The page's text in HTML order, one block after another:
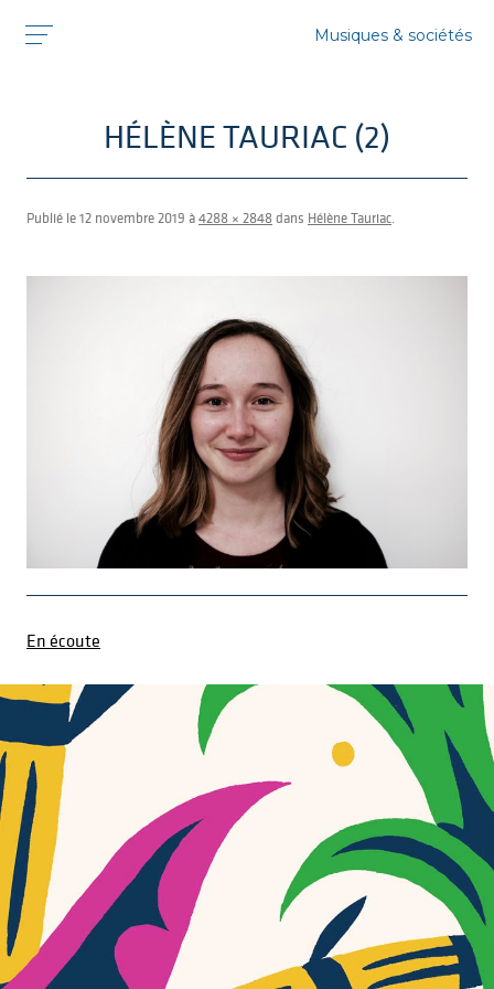
HÉLÈNE TAURIAC (2)
Publié le12 novembre 2019 à4288 × 2848dans Hélène Tauriac.
En écoute
Musiques & sociétés